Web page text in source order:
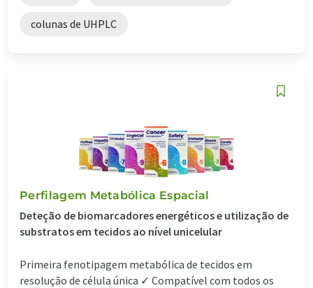
colunas de UHPLC
Perfilagem Metabólica Espacial
Deteção de biomarcadores energéticos e utilização de
substratos em tecidos ao nível unicelular
Primeira fenotipagem metabólica de tecidos em
resolução de célula única ✓ Compatível com todos os